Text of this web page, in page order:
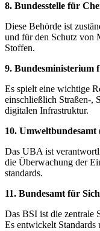
8. Bundesstelle für
Diese‍ Behörde ist
‍und für den Schutz von
Stoffen.
9.
Es⁤ spielt⁢ eine wichtige
einschließlich ⁤Straßen-,
digitalen Infrastruktur.
10.
Das UBA‍ ist⁤
die Überwachung der
standards.
11. Bundesamt für
Das ⁤BSI ist die​ zentrale
Es entwickelt